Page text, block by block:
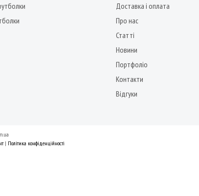
Доставка і оплата
Про нас
Статті
Новини
Портфоліо
Контакти
Відгуки
| Політика конфіденційності